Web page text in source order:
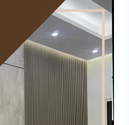
أصباغ
صباح
الأحمد
94727923